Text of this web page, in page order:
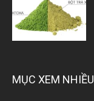
MỤC XEM NHIỀU